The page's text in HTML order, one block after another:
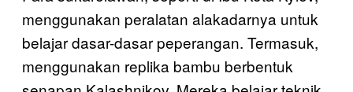
menggunakan peralatan alakadarnya untuk
belajar dasar-dasar peperangan. Termasuk,
menggunakan replika bambu berbentuk